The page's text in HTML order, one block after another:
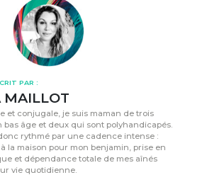
PAR :
MAILLOT
et conjugale, je suis maman de trois
âge et deux qui sont polyhandicapés.
rythmé par une cadence intense :
la maison pour mon benjamin, prise en
et dépendance totale de mes aînés
vie quotidienne.